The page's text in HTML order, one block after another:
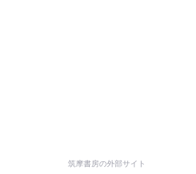
筑摩書房の外部サイト